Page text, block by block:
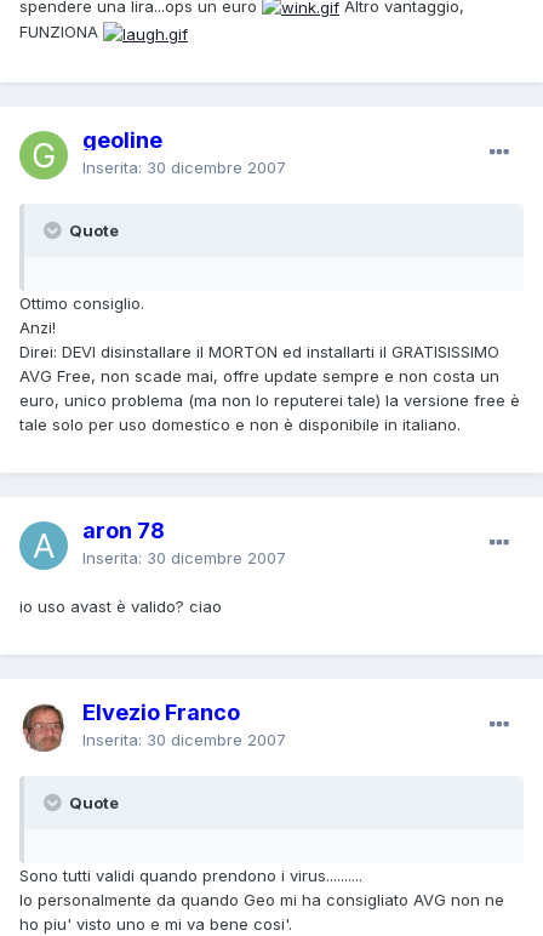
spendere una lira...ops un euro
Altro vantaggio,
FUNZIONA
geoline
Inserita: 30 dicembre 2007
Quote
Ottimo consiglio.
Anzi!
Direi: DEVI disinstallare il MORTON ed installarti il GRATISISSIMO
AVG Free, non scade mai, offre update sempre e non costa un
euro, unico problema (ma non lo reputerei tale) la versione free è
tale solo per uso domestico e non è disponibile in italiano.
aron 78
Inserita: 30 dicembre 2007
io uso avast è valido? ciao
Elvezio Franco
Inserita: 30 dicembre 2007
Quote
Sono tutti validi quando prendono i virus..........
Io personalmente da quando Geo mi ha consigliato AVG non ne
ho piu' visto uno e mi va bene cosi'.